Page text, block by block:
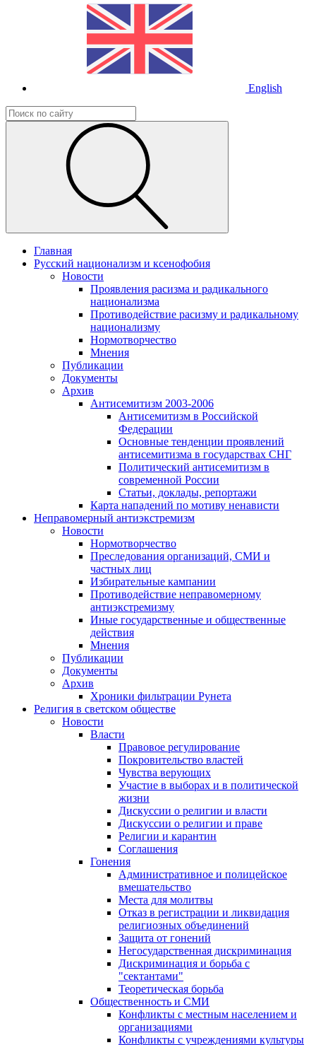
English
Главная
Русский национализм и ксенофобия
Новости
Проявления расизма и радикального
национализма
Противодействие расизму и радикальному
национализму
Нормотворчество
Мнения
Публикации
Документы
Архив
Антисемитизм 2003-2006
Антисемитизм в Российской
Федерации
Основные тенденции проявлений
антисемитизма в государствах СНГ
Политический антисемитизм в
современной России
Статьи, доклады, репортажи
Карта нападений по мотиву ненависти
Неправомерный антиэкстремизм
Новости
Нормотворчество
Преследования организаций, СМИ и
частных лиц
Избирательные кампании
Противодействие неправомерному
антиэкстремизму
Иные государственные и общественные
действия
Мнения
Публикации
Документы
Архив
Хроники фильтрации Рунета
Религия в светском обществе
Новости
Власти
Правовое регулирование
Покровительство властей
Чувства верующих
Участие в выборах и в политической
жизни
Дискуссии о религии и власти
Дискуссии о религии и праве
Религии и карантин
Соглашения
Гонения
Административное и полицейское
вмешательство
Места для молитвы
Отказ в регистрации и ликвидация
религиозных объединений
Защита от гонений
Негосударственная дискриминация
Дискриминация и борьба с
"сектантами"
Теоретическая борьба
Общественность и СМИ
Конфликты с местным населением и
организациями
Конфликты с учреждениями культуры